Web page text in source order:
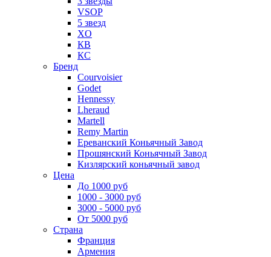
VSOP
5 звезд
XO
КВ
КС
Бренд
Courvoisier
Godet
Hennessy
Lheraud
Martell
Remy Martin
Ереванский Коньячный Завод
Прошянский Коньячный Завод
Кизлярский коньячный завод
Цена
До 1000 руб
1000 - 3000 руб
3000 - 5000 руб
От 5000 руб
Страна
Франция
Армения